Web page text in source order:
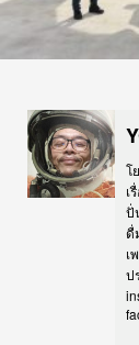
โ
เ
ปั่
ดื่
เ
ป